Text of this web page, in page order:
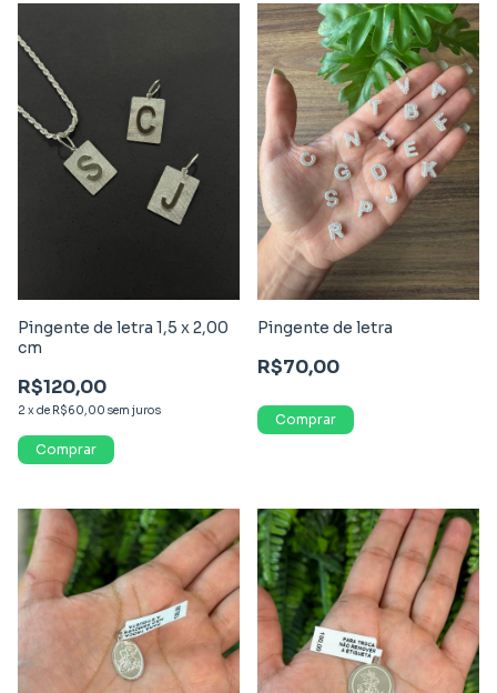
Pingente de letra 1,5 x 2,00
cm
R$120,00
2 x de R$60,00 sem juros
Comprar
Pingente de letra
R$70,00
Comprar